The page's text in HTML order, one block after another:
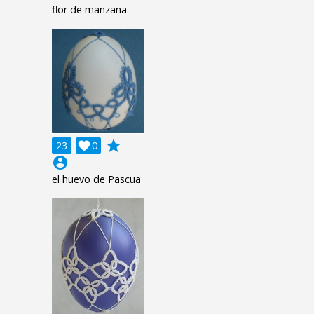
flor de manzana
23 0

grade
account_circle
el huevo de Pascua